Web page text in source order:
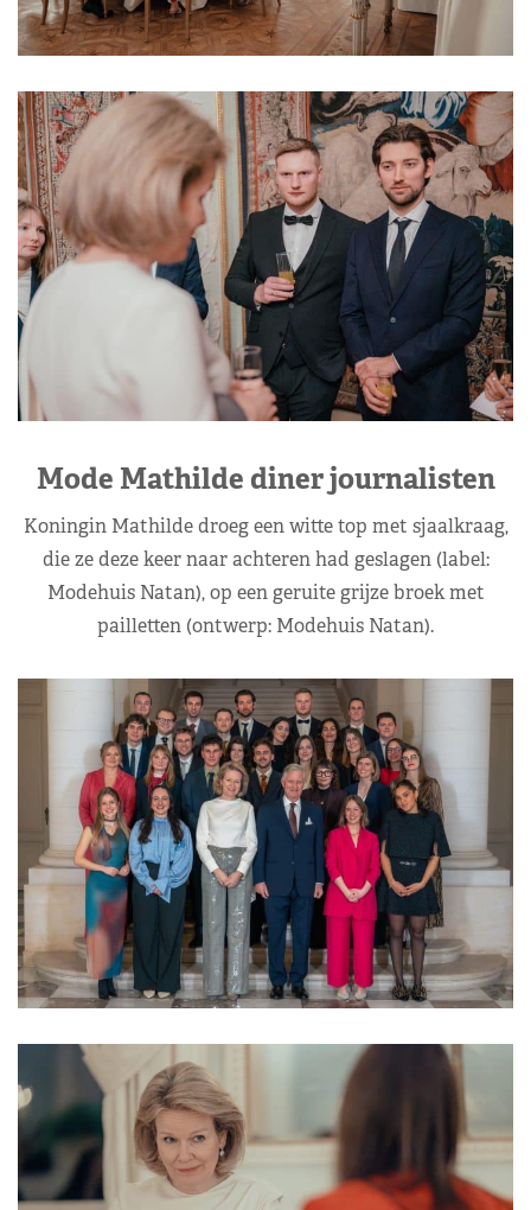
Mode Mathilde diner journalisten
Koningin Mathilde droeg een witte top met sjaalkraag,
die ze deze keer naar achteren had geslagen (label:
Modehuis Natan), op een geruite grijze broek met
pailletten (ontwerp: Modehuis Natan).